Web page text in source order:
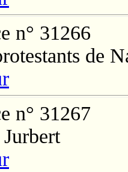
n° 31266
de
n° 31267